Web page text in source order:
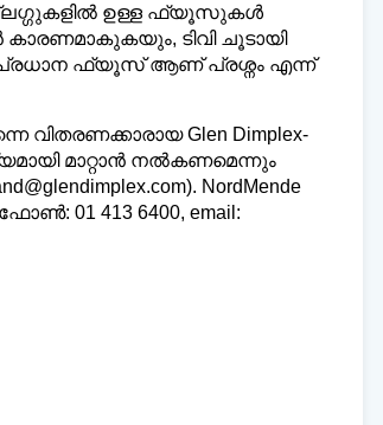
പ്ലഗ്ഗുകളിൽ ഉള്ള ഫ്യൂസുകൾ
കാരണമാകുകയും, ടിവി ചൂടായി
പ്രധാന ഫ്യൂസ് ആണ് പ്രശ്നം എന്ന്
വിതരണക്കാരായ Glen Dimplex-
മാറ്റാൻ നൽകണമെന്നും
NordMende
01 413 6400, email: